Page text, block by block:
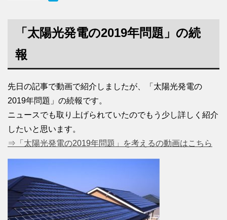
「太陽光発電の2019年問題」の続
報
先日の記事で動画で紹介しましたが、「太陽光発電の
2019年問題」の続報です。
ニュースでも取り上げられていたのでもう少し詳しく紹介
したいと思います。
⇒「太陽光発電の2019年問題」を考えるの動画はこちら